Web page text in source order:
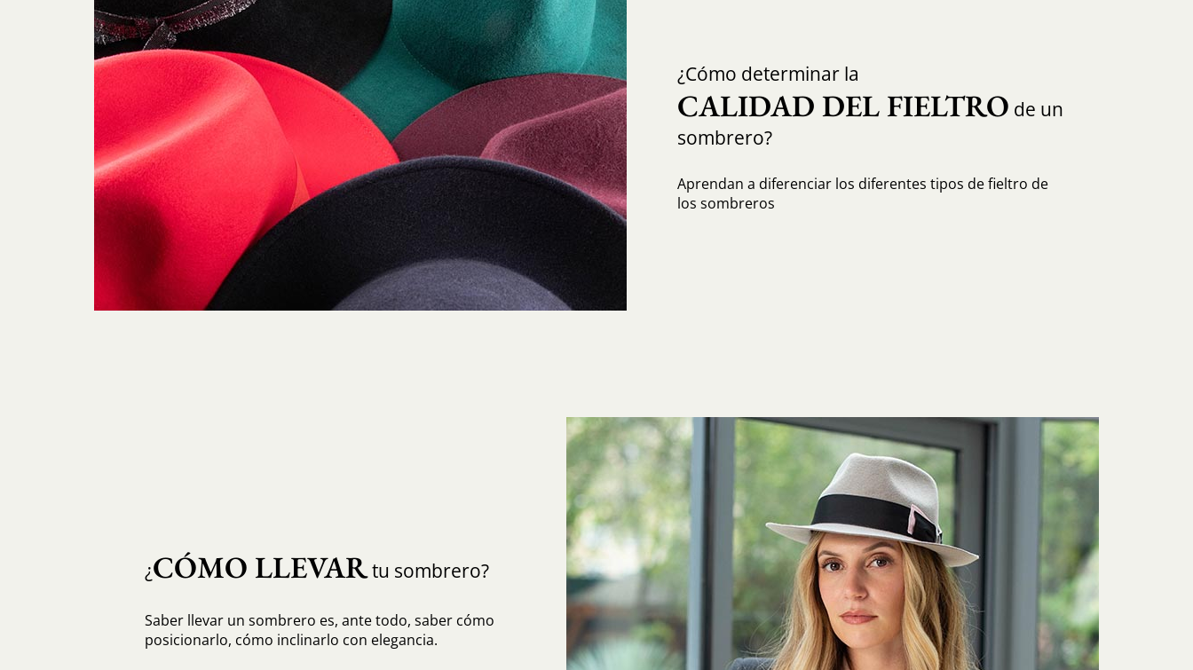
¿Cómo determinar la
CALIDAD DEL FIELTRO de un
sombrero?
Aprendan a diferenciar los diferentes tipos de fieltro de
los sombreros
¿CÓMO LLEVARtu sombrero?
Saber llevar un sombrero es, ante todo, saber cómo
posicionarlo, cómo inclinarlo con elegancia.